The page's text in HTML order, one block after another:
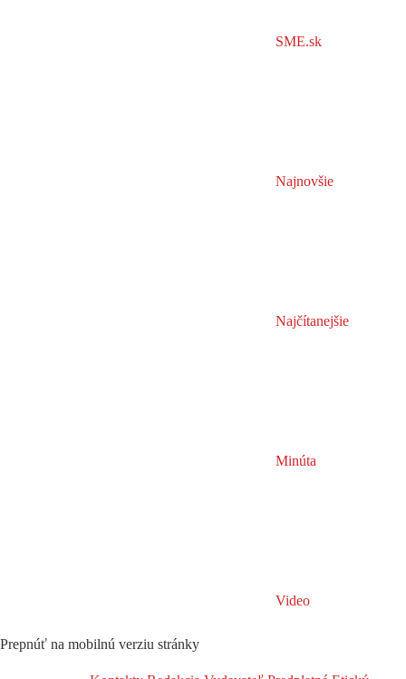
SME.sk
Najnovšie
Najčítanejšie
Minúta
Video
Prepnúť na mobilnú verziu stránky